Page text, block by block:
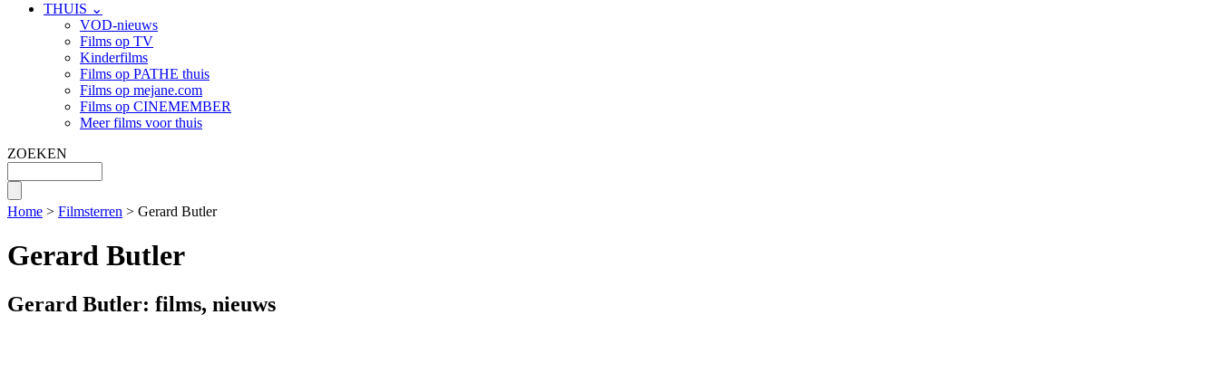
THUIS ⌄
VOD-nieuws
Films op TV
Kinderfilms
Films op PATHE thuis
Films op mejane.com
Films op CINEMEMBER
Meer films voor thuis
ZOEKEN
Home > Filmsterren > Gerard Butler
Gerard Butler
Gerard Butler: films, nieuws